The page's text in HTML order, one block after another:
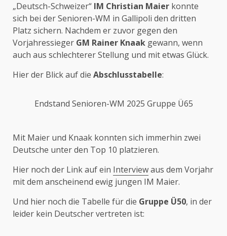
„Deutsch-Schweizer“ IM Christian Maier konnte
sich bei der Senioren-WM in Gallipoli den dritten
Platz sichern. Nachdem er zuvor gegen den
Vorjahressieger GM Rainer Knaak gewann, wenn
auch aus schlechterer Stellung und mit etwas Glück.
Hier der Blick auf die Abschlusstabelle:
Endstand Senioren-WM 2025 Gruppe Ü65
Mit Maier und Knaak konnten sich immerhin zwei
Deutsche unter den Top 10 platzieren.
Hier noch der Link auf ein Interviewaus dem Vorjahr
mit dem anscheinend ewig jungen IM Maier.
Und hier noch die Tabelle für die Gruppe Ü50, in der
leider kein Deutscher vertreten ist: